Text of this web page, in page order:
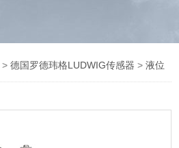
>德国罗德玮格LUDWIG传感器 >液位